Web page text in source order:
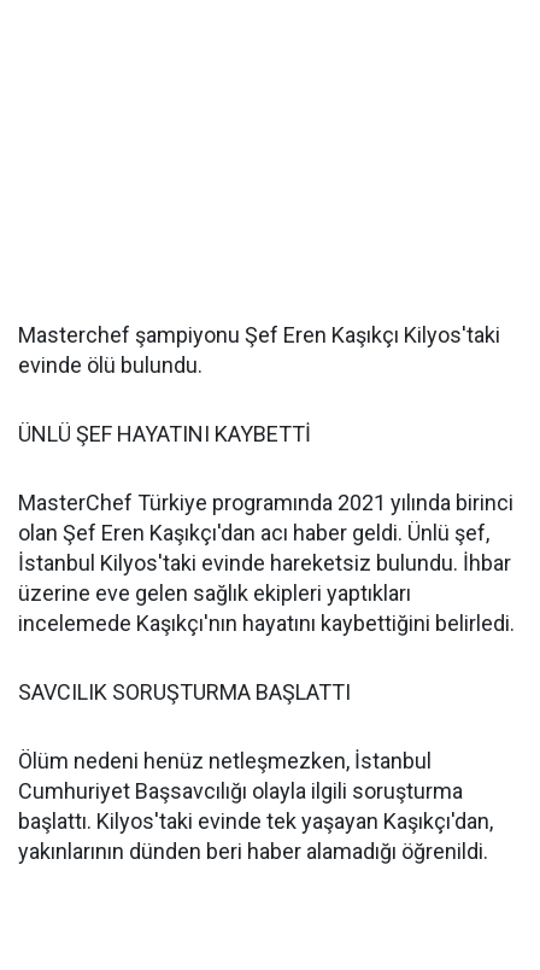
Masterchef şampiyonu Şef Eren Kaşıkçı Kilyos'taki
evinde ölü bulundu.
ÜNLÜ ŞEF HAYATINI KAYBETTİ
MasterChef Türkiye programında 2021 yılında birinci
olan Şef Eren Kaşıkçı'dan acı haber geldi. Ünlü şef,
İstanbul Kilyos'taki evinde hareketsiz bulundu. İhbar
üzerine eve gelen sağlık ekipleri yaptıkları
incelemede Kaşıkçı'nın hayatını kaybettiğini belirledi.
SAVCILIK SORUŞTURMA BAŞLATTI
Ölüm nedeni henüz netleşmezken, İstanbul
Cumhuriyet Başsavcılığı olayla ilgili soruşturma
başlattı. Kilyos'taki evinde tek yaşayan Kaşıkçı'dan,
yakınlarının dünden beri haber alamadığı öğrenildi.